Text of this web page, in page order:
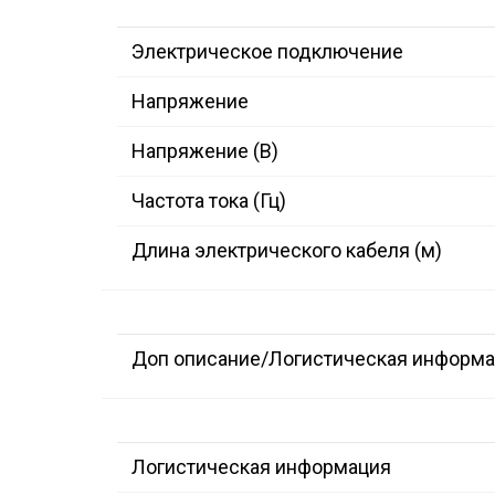
Электрическое подключение
Напряжение
Напряжение (В)
Частота тока (Гц)
Длина электрического кабеля (м)
Доп описание/Логистическая
Логистическая информация